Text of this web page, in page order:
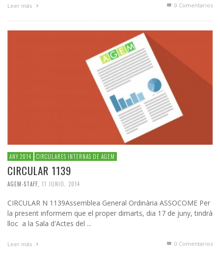
Leer más 0 Comentarios
ANY 2014 CIRCULARES INTERNAS DE AGEM
CIRCULAR 1139
AGEM-STAFF 11 JUNIO, 2014
CIRCULAR N 1139Assemblea General Ordinària ASSOCOME Per
la present informem que el proper dimarts, dia 17 de juny, tindrà
lloc a la Sala d'Actes del ...
Leer más 0 Comentarios